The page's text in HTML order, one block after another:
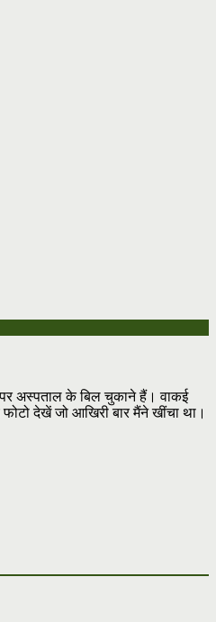
अस्पताल के बिल चुकाने हैं। वाकई
देखें जो आखिरी बार मैंने खींचा था।